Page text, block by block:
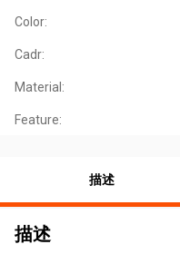
Color:
Cadr:
Material:
Feature:
描述
描述